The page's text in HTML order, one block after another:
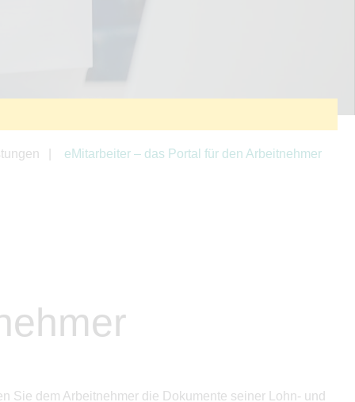
eMitarbeiter – das Portal für den Arbeitnehmer
Sie dem Arbeitnehmer die Dokumente seiner Lohn- und